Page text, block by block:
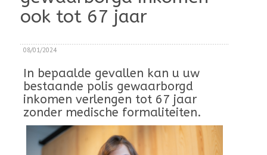
ook tot 67 jaar
08/01/2024
In bepaalde gevallen kan u uw
bestaande polis gewaarborgd
inkomen verlengen tot 67 jaar
zonder medische formaliteiten.